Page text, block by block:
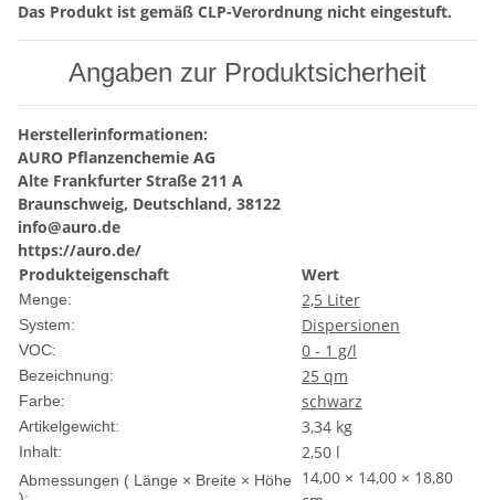
Das Produkt ist gemäß CLP-Verordnung nicht eingestuft.
Angaben zur Produktsicherheit
Herstellerinformationen:
AURO Pflanzenchemie AG
Alte Frankfurter Straße 211 A
Braunschweig, Deutschland, 38122
info@auro.de
https://auro.de/
Produkteigenschaft
Wert
Menge: 2,5 Liter
System: Dispersionen
VOC: 0 - 1 g/l
Bezeichnung: 25 qm
Farbe: schwarz
Artikelgewicht: 3,34 kg
Inhalt: 2,50 l
Abmessungen ( Länge × Breite × Höhe
14,00 × 14,00 × 18,80